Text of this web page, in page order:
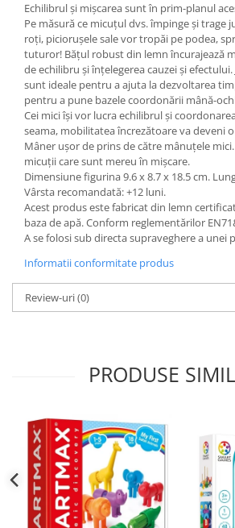
Echilibrul și mișcarea sunt în prim-planul
Pe măsură ce micuțul dvs. împinge și trage
roți, piciorușele sale vor tropăi pe podea,
tuturor! Bățul robust din lemn încurajează
de echilibru și înțelegerea cauzei și
sunt ideale pentru a ajuta la dezvoltarea
pentru a pune bazele coordonării mână-
Cei mici își vor lucra echilibrul și
seama, mobilitatea încrezătoare va deveni
Mâner ușor de prins de către mânuțele
micuții care sunt mereu în mișcare.
Dimensiune figurina 9.6 x 8.7 x 18.5 cm.
Vârsta recomandată: +12 luni.
Acest produs este fabricat din lemn
baza de apă. Conform reglementărilor
A se folosi sub directa supraveghere a unei
Informatii conformitate produs
Review-uri(0)
PRODUSE